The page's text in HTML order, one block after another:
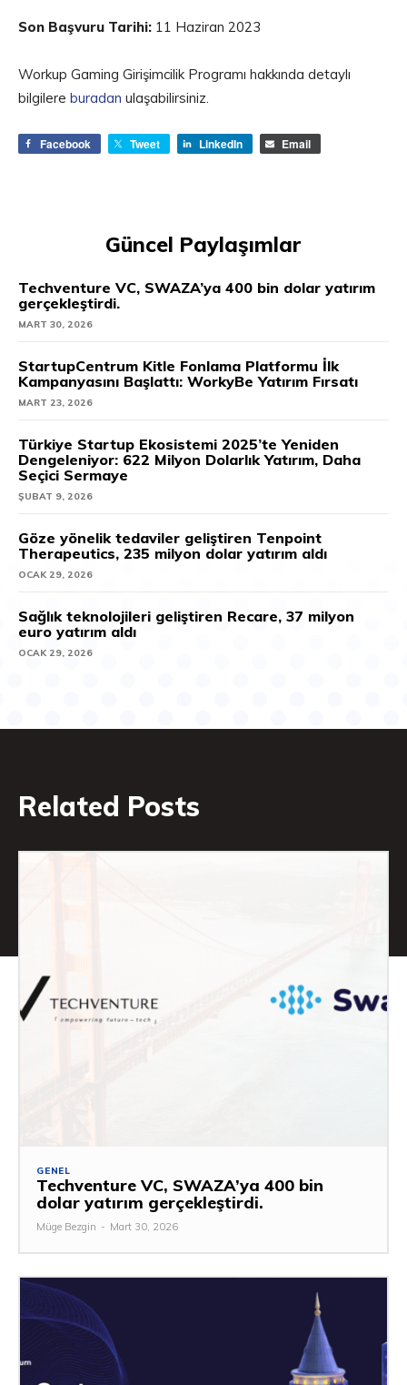
Son Başvuru Tarihi: 11 Haziran 2023
Workup Gaming Girişimcilik Programı hakkında detaylı
bilgilere buradan ulaşabilirsiniz.
Facebook Tweet LinkedIn Email
Güncel Paylaşımlar
Techventure VC, SWAZA’ya 400 bin dolar yatırım
gerçekleştirdi.
MART 30, 2026
StartupCentrum Kitle Fonlama Platformu İlk
Kampanyasını Başlattı: WorkyBe Yatırım Fırsatı
MART 23, 2026
Türkiye Startup Ekosistemi 2025’te Yeniden
Dengeleniyor: 622 Milyon Dolarlık Yatırım, Daha
Seçici Sermaye
ŞUBAT 9, 2026
Göze yönelik tedaviler geliştiren Tenpoint
Therapeutics, 235 milyon dolar yatırım aldı
OCAK 29, 2026
Sağlık teknolojileri geliştiren Recare, 37 milyon
euro yatırım aldı
OCAK 29, 2026
Related Posts
GENEL
Techventure VC, SWAZA’ya 400 bin
dolar yatırım gerçekleştirdi.
Müge Bezgin - Mart 30, 2026